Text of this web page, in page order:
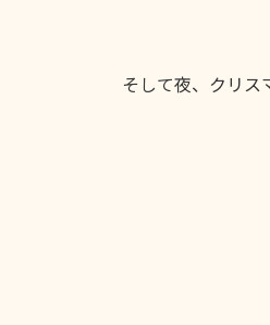
そして夜、クリス